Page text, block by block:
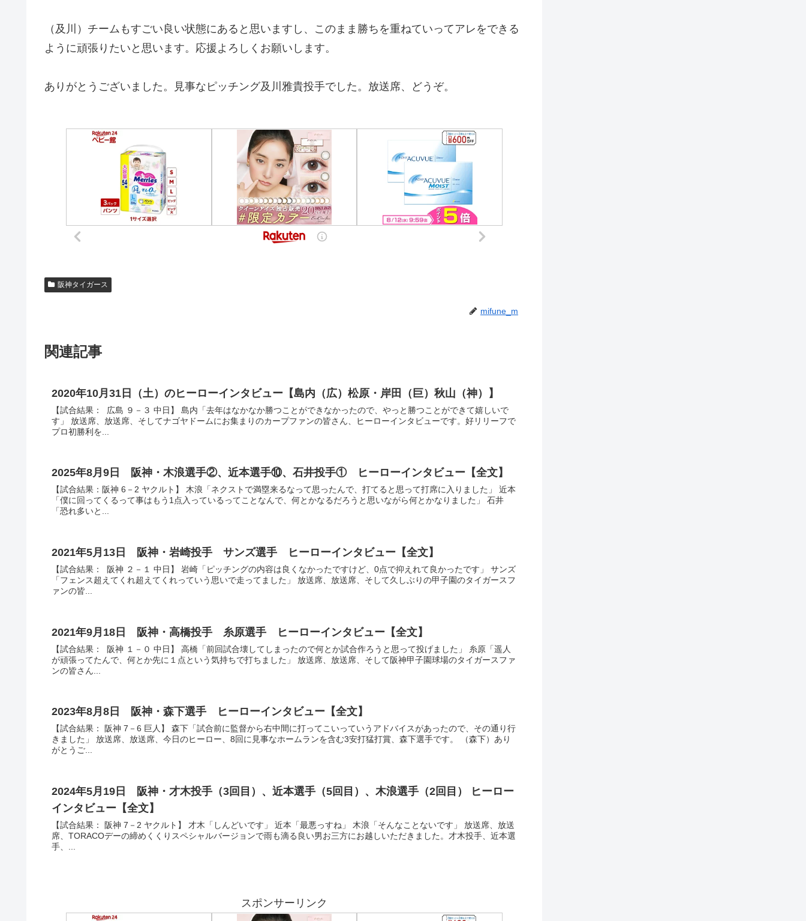
（及川）チームもすごい良い状態にあると思いますし、このまま勝ちを重ねていってアレをできる
ように頑張りたいと思います。応援よろしくお願いします。
ありがとうございました。見事なピッチング及川雅貴投手でした。放送席、どうぞ。
阪神タイガース
mifune_m
関連記事
2020年10月31日（土）のヒーローインタビュー【島内（広）松原・岸田（巨）秋山（神）】
【試合結果： 広島 ９－３ 中日】 島内「去年はなかなか勝つことができなかったので、やっと勝つことができて嬉しいで
す」 放送席、放送席、そしてナゴヤドームにお集まりのカープファンの皆さん、ヒーローインタビューです。好リリーフで
プロ初勝利を...
2025年8月9日 阪神・木浪選手②、近本選手⑩、石井投手① ヒーローインタビュー【全文】
【試合結果：阪神 6－2 ヤクルト】 木浪「ネクストで満塁来るなって思ったんで、打てると思って打席に入りました」 近本
「僕に回ってくるって事はもう1点入っているってことなんで、何とかなるだろうと思いながら何とかなりました」 石井
「恐れ多いと...
2021年5月13日 阪神・岩崎投手 サンズ選手 ヒーローインタビュー【全文】
【試合結果： 阪神 ２－１ 中日】 岩崎「ピッチングの内容は良くなかったですけど、0点で抑えれて良かったです」 サンズ
「フェンス超えてくれ超えてくれっていう思いで走ってました」 放送席、放送席、そして久しぶりの甲子園のタイガースフ
ァンの皆...
2021年9月18日 阪神・高橋投手 糸原選手 ヒーローインタビュー【全文】
【試合結果： 阪神 １－０ 中日】 高橋「前回試合壊してしまったので何とか試合作ろうと思って投げました」 糸原「遥人
が頑張ってたんで、何とか先に１点という気持ちで打ちました」 放送席、放送席、そして阪神甲子園球場のタイガースファ
ンの皆さん...
2023年8月8日 阪神・森下選手 ヒーローインタビュー【全文】
【試合結果： 阪神 7－6 巨人】 森下「試合前に監督から右中間に打ってこいっていうアドバイスがあったので、その通り行
きました」 放送席、放送席、今日のヒーロー、8回に見事なホームランを含む3安打猛打賞、森下選手です。 （森下）あり
がとうご...
2024年5月19日 阪神・才木投手（3回目）、近本選手（5回目）、木浪選手（2回目） ヒーロー
インタビュー【全文】
【試合結果： 阪神 7－2 ヤクルト】 才木「しんどいです」 近本「最悪っすね」 木浪「そんなことないです」 放送席、放送
席、TORACOデーの締めくくりスペシャルバージョンで雨も滴る良い男お三方にお越しいただきました。才木投手、近本選
手、...
スポンサーリンク